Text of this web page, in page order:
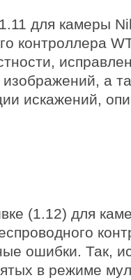
для камеры
контроллера
а
искажений,
(1.12) для
ошибки. Так,
в режиме